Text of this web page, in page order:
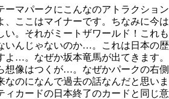
マパークにこんなのアトラクション
、ここはマイナーです。ちなみに今は
い。それがミートザワールド！これも
いんじゃないのか…。これは日本の歴
よ…。なぜか坂本竜馬が出てきます。
想像はつくが…。なぜかパークの右側
なのになんで過去の話なんだと思いま
ィカードの日本終了のカードと同じ意